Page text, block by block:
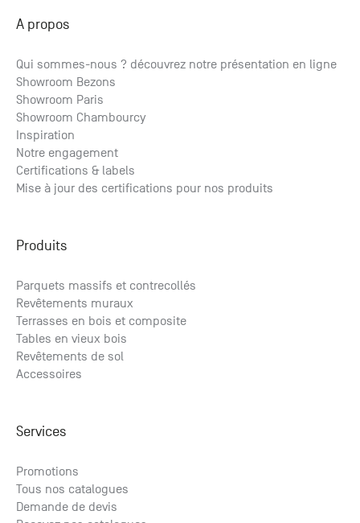
A propos
Qui sommes-nous ? découvrez notre présentation en ligne
Showroom Bezons
Showroom Paris
Showroom Chambourcy
Inspiration
Notre engagement
Certifications & labels
Mise à jour des certifications pour nos produits
Produits
Parquets massifs et contrecollés
Revêtements muraux
Terrasses en bois et composite
Tables en vieux bois
Revêtements de sol
Accessoires
Services
Promotions
Tous nos catalogues
Demande de devis